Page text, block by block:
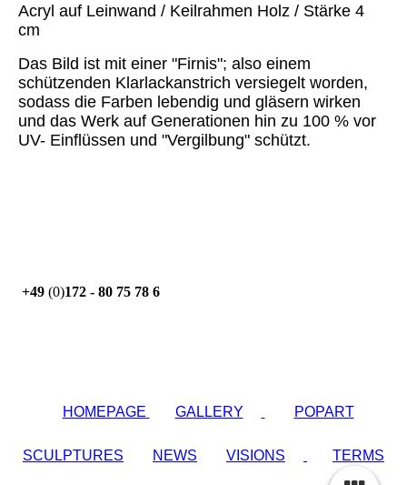
Acryl auf Leinwand / Keilrahmen Holz / Stärke 4
cm
Das Bild ist mit einer "Firnis"; also einem
schützenden Klarlackanstrich versiegelt worden,
sodass die Farben lebendig und gläsern wirken
und das Werk auf Generationen hin zu 100 % vor
UV- Einflüssen und "Vergilbung" schützt.
+49 (0)172 - 80 75 78 6
HOMEPAGE GALLERY POPART
SCULPTURES NEWS VISIONS TERMS